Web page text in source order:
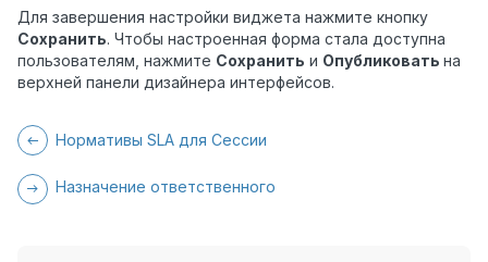
Для завершения настройки виджета нажмите кнопку
Сохранить. Чтобы настроенная форма стала доступна
пользователям, нажмите Сохранить и Опубликовать на
верхней панели дизайнера интерфейсов.
Нормативы SLA для Сессии
Назначение ответственного